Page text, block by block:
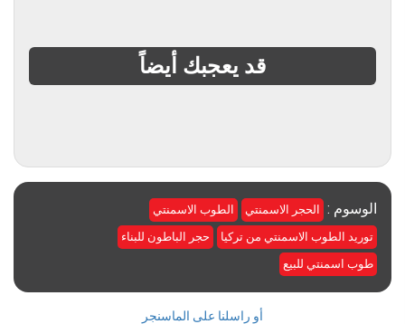
قد يعجبك أيضاً
الوسوم : الحجر الاسمنتي
الطوب الاسمنتي
توريد الطوب الاسمنتي من تركيا
حجر الباطون للبناء
طوب اسمنتي للبيع
أو راسلنا على الماسنجر